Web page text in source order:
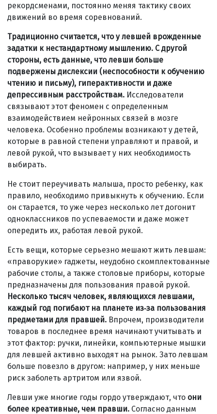
рекордсменами, постоянно меняя тактику своих
движений во время соревнований.
Традиционно считается, что у левшей врожденные
задатки к нестандартному мышлению. С другой
стороны, есть данные, что левши больше
подвержены дислексии (неспособности к обучению
чтению и письму), гиперактивности и даже
депрессивным расстройствам. Исследователи
связывают этот феномен с определенным
взаимодействием нейронных связей в мозге
человека. Особенно проблемы возникают у детей,
которые в равной степени управляют и правой, и
левой рукой, что вызывает у них необходимость
выбирать.
Не стоит переучивать малыша, просто ребенку, как
правило, необходимо привыкнуть к обучению. Если
он старается, то уже через несколько лет догонит
одноклассников по успеваемости и даже может
опередить их, работая левой рукой.
Есть вещи, которые серьезно мешают жить левшам:
«праворукие» гаджеты, неудобно скомплектованные
рабочие столы, а также столовые приборы, которые
предназначены для пользования правой рукой.
Несколько тысяч человек, являющихся левшами,
каждый год погибают на планете из‑за пользования
предметами для правшей. Впрочем, производители
товаров в последнее время начинают учитывать и
этот фактор: ручки, линейки, компьютерные мышки
для левшей активно выходят на рынок. Зато левшам
больше повезло в другом: например, у них меньше
риск заболеть артритом или язвой.
Левши уже многие годы гордо утверждают, что они
более креативные, чем правши. Согласно данным